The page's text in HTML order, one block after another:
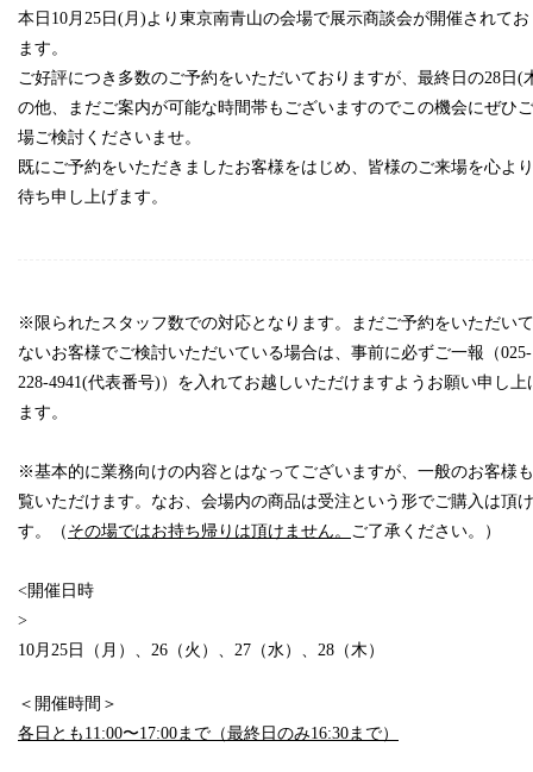
本日10月25日(月)より東京南青山の会場で展示商談会が開催されてお
ます。
ご好評につき多数のご予約をいただいておりますが、最終日の28日(
の他、まだご案内が可能な時間帯もございますのでこの機会にぜひ
場ご検討くださいませ。
既にご予約をいただきましたお客様をはじめ、皆様のご来場を心よ
待ち申し上げます。
※限られたスタッフ数での対応となります。まだご予約をいただい
ないお客様でご検討いただいている場合は、事前に必ずご一報（025-
228-4941(代表番号)）を入れてお越しいただけますようお願い申し上
ます。
※基本的に業務向けの内容とはなってございますが、一般のお客様
覧いただけます。なお、会場内の商品は受注という形でご購入は頂
す。（ その場ではお持ち帰りは頂けません。
ご了承ください。）
<開催日時
10月25日（月）、26（火）、27（水）、28（木）
＜開催時間＞
各日とも11:00〜17:00まで（最終日のみ16:30まで）